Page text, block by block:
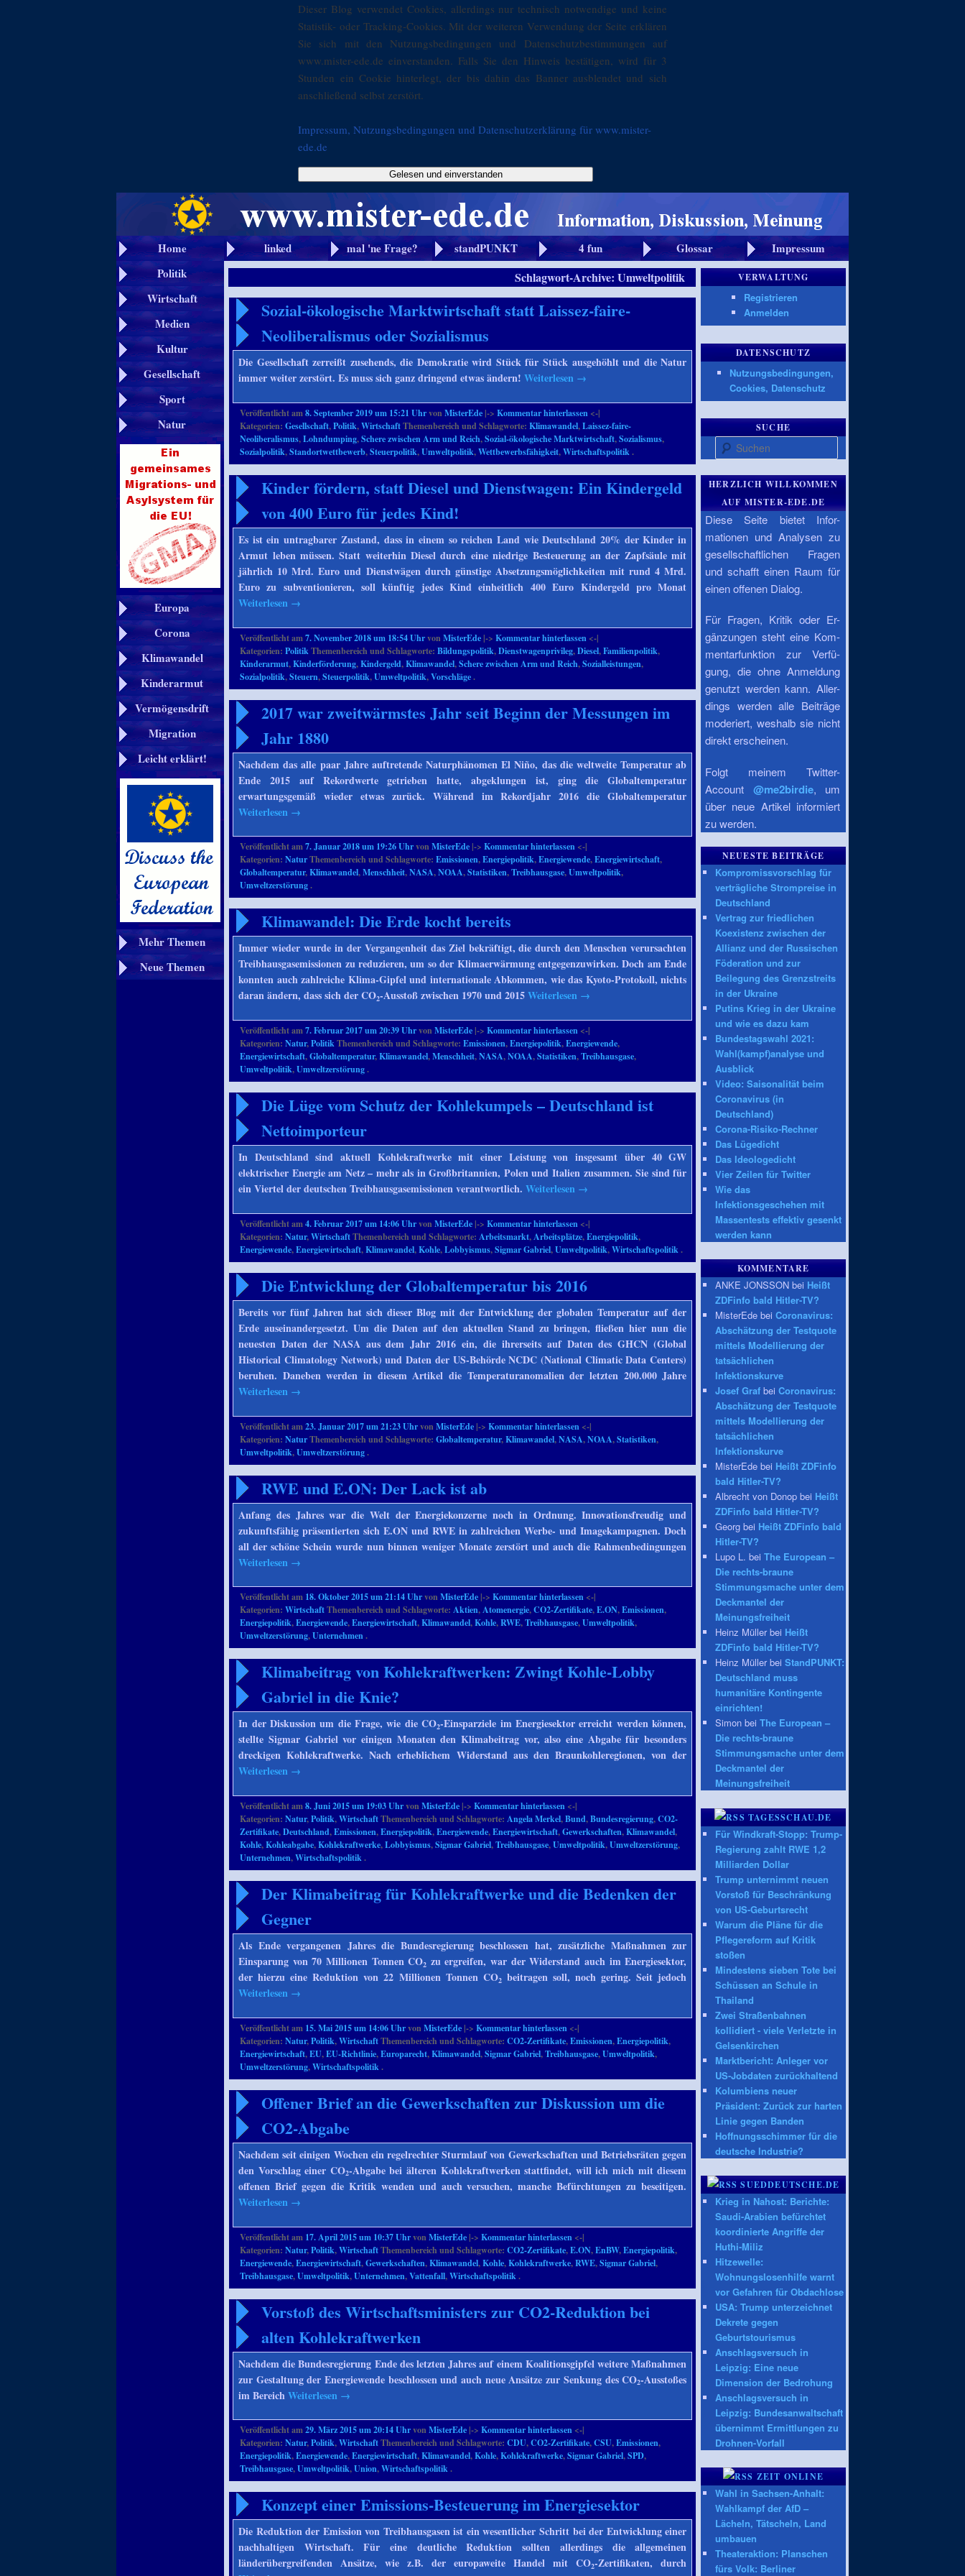
Dieser Blog verwendet Cookies, allerdings nur technisch notwendige und keine
Statistik- oder Tracking-Cookies. Mit der weiteren Verwendung der Seite erklären
Sie sich mit den Nutzungsbedingungen und Datenschutzbestimmungen auf
www.mister-ede.de einverstanden. Falls Sie den Hinweis bestätigen, wird für 3
Stunden ein Cookie hinterlegt, der bis dahin das Banner ausblendet und sich
anschließend selbst zerstört.
Impressum, Nutzungsbedingungen und Datenschutzerklärung für www.mister-
ede.de
Gelesen und einverstanden
Home linked mal 'ne Frage? standPUNKT 4 fun Glossar
Impressum
Politik
Wirtschaft
Medien
Kultur
Gesellschaft
Sport
Natur
Europa
Corona
Klimawandel
Kinderarmut
Vermögensdrift
Migration
Leicht erklärt!
Mehr Themen
Neue Themen
Schlagwort-Archive:Umweltpolitik
Sozial-ökologische Marktwirtschaft statt Laissez-faire-
Neoliberalismus oder Sozialismus
Die Gesellschaft zerreißt zusehends, die Demokratie wird Stück für Stück ausgehöhlt und die Natur
immer weiter zerstört. Es muss sich ganz dringend etwas ändern!Weiterlesen →
Veröffentlicht am8. September 2019 um 15:21 UhrvonMisterEde |->Kommentar hinterlassen <-|
Kategorien:Gesellschaft,Politik,WirtschaftThemenbereich und Schlagworte:Klimawandel,Laissez-faire-
Neoliberalismus,Lohndumping,Schere zwischen Arm und Reich,Sozial-ökologische Marktwirtschaft,Sozialismus,
Sozialpolitik,Standortwettbewerb,Steuerpolitik,Umweltpolitik,Wettbewerbsfähigkeit,Wirtschaftspolitik.
Kinder fördern, statt Diesel und Dienstwagen: Ein Kindergeld
von 400 Euro für jedes Kind!
Es ist ein untragbarer Zustand, dass in einem so reichen Land wie Deutschland 20% der Kinder in
Armut leben müssen. Statt weiterhin Diesel durch eine niedrige Besteuerung an der Zapfsäule mit
jährlich 10 Mrd. Euro und Dienstwägen durch günstige Absetzungsmöglichkeiten mit rund 4 Mrd.
Euro zu subventionieren, soll künftig jedes Kind einheitlich 400 Euro Kindergeld pro Monat
Weiterlesen →
Veröffentlicht am7. November 2018 um 18:54 UhrvonMisterEde |->Kommentar hinterlassen <-|
Kategorien:PolitikThemenbereich und Schlagworte:Bildungspolitik,Dienstwagenprivileg,Diesel,Familienpolitik,
Kinderarmut,Kinderförderung,Kindergeld,Klimawandel,Schere zwischen Arm und Reich,Sozialleistungen,
Sozialpolitik,Steuern,Steuerpolitik,Umweltpolitik,Vorschläge.
2017 war zweitwärmstes Jahr seit Beginn der Messungen im
Jahr 1880
Nachdem das alle paar Jahre auftretende Naturphänomen El Niño, das die weltweite Temperatur ab
Ende 2015 auf Rekordwerte getrieben hatte, abgeklungen ist, ging die Globaltemperatur
erwartungsgemäß wieder etwas zurück. Während im Rekordjahr 2016 die Globaltemperatur
Weiterlesen →
Veröffentlicht am7. Januar 2018 um 19:26 UhrvonMisterEde |->Kommentar hinterlassen <-|
Kategorien:NaturThemenbereich und Schlagworte:Emissionen,Energiepolitik,Energiewende,Energiewirtschaft,
Globaltemperatur,Klimawandel,Menschheit,NASA,NOAA,Statistiken,Treibhausgase,Umweltpolitik,
Umweltzerstörung.
Klimawandel: Die Erde kocht bereits
Immer wieder wurde in der Vergangenheit das Ziel bekräftigt, die durch den Menschen verursachten
Treibhausgasemissionen zu reduzieren, um so der Klimaerwärmung entgegenzuwirken. Doch am Ende
konnten auch zahlreiche Klima-Gipfel und internationale Abkommen, wie das Kyoto-Protokoll, nichts
daran ändern, dass sich der CO2-Ausstoß zwischen 1970 und 2015Weiterlesen →
Veröffentlicht am7. Februar 2017 um 20:39 UhrvonMisterEde |->Kommentar hinterlassen <-|
Kategorien:Natur,PolitikThemenbereich und Schlagworte:Emissionen,Energiepolitik,Energiewende,
Energiewirtschaft,Globaltemperatur,Klimawandel,Menschheit,NASA,NOAA,Statistiken,Treibhausgase,
Umweltpolitik,Umweltzerstörung.
Die Lüge vom Schutz der Kohlekumpels – Deutschland ist
Nettoimporteur
In Deutschland sind aktuell Kohlekraftwerke mit einer Leistung von insgesamt über 40 GW
elektrischer Energie am Netz – mehr als in Großbritannien, Polen und Italien zusammen. Sie sind für
ein Viertel der deutschen Treibhausgasemissionen verantwortlich.Weiterlesen →
Veröffentlicht am4. Februar 2017 um 14:06 UhrvonMisterEde |->Kommentar hinterlassen <-|
Kategorien:Natur,WirtschaftThemenbereich und Schlagworte:Arbeitsmarkt,Arbeitsplätze,Energiepolitik,
Energiewende,Energiewirtschaft,Klimawandel,Kohle,Lobbyismus,Sigmar Gabriel,Umweltpolitik,Wirtschaftspolitik.
Die Entwicklung der Globaltemperatur bis 2016
Bereits vor fünf Jahren hat sich dieser Blog mit der Entwicklung der globalen Temperatur auf der
Erde auseinandergesetzt. Um die Daten auf den aktuellen Stand zu bringen, fließen hier nun die
neuesten Daten der NASA aus dem Jahr 2016 ein, die ihrerseits auf Daten des GHCN (Global
Historical Climatology Network) und Daten der US-Behörde NCDC (National Climatic Data Centers)
beruhen. Daneben werden in diesem Artikel die Temperaturanomalien der letzten 200.000 Jahre
Weiterlesen →
Veröffentlicht am23. Januar 2017 um 21:23 UhrvonMisterEde |->Kommentar hinterlassen <-|
Kategorien:NaturThemenbereich und Schlagworte:Globaltemperatur,Klimawandel,NASA,NOAA,Statistiken,
Umweltpolitik,Umweltzerstörung.
RWE und E.ON: Der Lack ist ab
Anfang des Jahres war die Welt der Energiekonzerne noch in Ordnung. Innovationsfreudig und
zukunftsfähig präsentierten sich E.ON und RWE in zahlreichen Werbe- und Imagekampagnen. Doch
all der schöne Schein wurde nun binnen weniger Monate zerstört und auch die Rahmenbedingungen
Weiterlesen →
Veröffentlicht am 18. Oktober 2015 um 21:14 UhrvonMisterEde |->Kommentar hinterlassen <-|
Kategorien:WirtschaftThemenbereich und Schlagworte:Aktien,Atomenergie,CO2-Zertifikate,E.ON,Emissionen,
Energiepolitik,Energiewende,Energiewirtschaft,Klimawandel,Kohle,RWE,Treibhausgase,Umweltpolitik,
Umweltzerstörung,Unternehmen.
Klimabeitrag von Kohlekraftwerken: Zwingt Kohle-Lobby
Gabriel in die Knie?
In der Diskussion um die Frage, wie die CO2-Einsparziele im Energiesektor erreicht werden können,
stellte Sigmar Gabriel vor einigen Monaten den Klimabeitrag vor, also eine Abgabe für besonders
dreckigen Kohlekraftwerke. Nach erheblichem Widerstand aus den Braunkohleregionen, von der
Weiterlesen →
Veröffentlicht am8. Juni 2015 um 19:03 UhrvonMisterEde |->Kommentar hinterlassen <-|
Kategorien:Natur,Politik,WirtschaftThemenbereich und Schlagworte:Angela Merkel,Bund,Bundesregierung,CO2-
Zertifikate,Deutschland,Emissionen,Energiepolitik,Energiewende,Energiewirtschaft,Gewerkschaften,Klimawandel,
Kohle,Kohleabgabe,Kohlekraftwerke,Lobbyismus,Sigmar Gabriel,Treibhausgase,Umweltpolitik,Umweltzerstörung,
Unternehmen,Wirtschaftspolitik.
Der Klimabeitrag für Kohlekraftwerke und die Bedenken der
Gegner
Als Ende vergangenen Jahres die Bundesregierung beschlossen hat, zusätzliche Maßnahmen zur
Einsparung von 70 Millionen Tonnen CO2 zu ergreifen, war der Widerstand auch im Energiesektor,
der hierzu eine Reduktion von 22 Millionen Tonnen CO2beitragen soll, noch gering. Seit jedoch
Weiterlesen →
Veröffentlicht am 15. Mai 2015 um 14:06 UhrvonMisterEde |->Kommentar hinterlassen <-|
Kategorien:Natur,Politik,WirtschaftThemenbereich und Schlagworte:CO2-Zertifikate,Emissionen,Energiepolitik,
Energiewirtschaft,EU,EU-Richtlinie,Europarecht,Klimawandel,Sigmar Gabriel,Treibhausgase,Umweltpolitik,
Umweltzerstörung,Wirtschaftspolitik.
Offener Brief an die Gewerkschaften zur Diskussion um die
CO2-Abgabe
Nachdem seit einigen Wochen ein regelrechter Sturmlauf von Gewerkschaften und Betriebsräten gegen
den Vorschlag einer CO2-Abgabe bei älteren Kohlekraftwerken stattfindet, will ich mich mit diesem
offenen Brief gegen die Kritik wenden und auch versuchen, manche Befürchtungen zu beseitigen.
Weiterlesen →
Veröffentlicht am 17. April 2015 um 10:37 UhrvonMisterEde |->Kommentar hinterlassen <-|
Kategorien:Natur,Politik,WirtschaftThemenbereich und Schlagworte:CO2-Zertifikate,E.ON,EnBW,Energiepolitik,
Energiewende,Energiewirtschaft,Gewerkschaften,Klimawandel,Kohle,Kohlekraftwerke,RWE,Sigmar Gabriel,
Treibhausgase,Umweltpolitik,Unternehmen,Vattenfall,Wirtschaftspolitik.
Vorstoß des Wirtschaftsministers zur CO2-Reduktion bei
alten Kohlekraftwerken
Nachdem die Bundesregierung Ende des letzten Jahres auf einem Koalitionsgipfel weitere Maßnahmen
zur Gestaltung der Energiewende beschlossen und auch neue Ansätze zur Senkung des CO2-Ausstoßes
im BereichWeiterlesen →
Veröffentlicht am29. März 2015 um 20:14 UhrvonMisterEde |->Kommentar hinterlassen <-|
Kategorien:Natur,Politik,WirtschaftThemenbereich und Schlagworte:CDU,CO2-Zertifikate,CSU,Emissionen,
Energiepolitik,Energiewende,Energiewirtschaft,Klimawandel,Kohle,Kohlekraftwerke,Sigmar Gabriel,SPD,
Treibhausgase,Umweltpolitik,Union,Wirtschaftspolitik.
Konzept einer Emissions-Besteuerung im Energiesektor
Die Reduktion der Emission von Treibhausgasen ist ein wesentlicher Schritt bei der Entwicklung einer
nachhaltigen Wirtschaft. Für eine deutliche Reduktion sollten allerdings die allgemeinen
länderübergreifenden Ansätze, wie z.B. der europaweite Handel mit CO2-Zertifikaten, durch
VERWALTUNG
Registrieren
Anmelden
DATENSCHUTZ
Nutzungsbedingungen,
Cookies, Datenschutz
SUCHE
Suchen
HERZLICH WILLKOMMEN
AUF MISTER-EDE.DE
Diese Seite bietet Infor-
mationen und Analysen zu
gesellschaftlichen Fragen
und schafft einen Raum für
einen offenen Dialog.
Für Fragen, Kritik oder Er-
gänzungen steht eine Kom-
mentarfunktion zur Verfü-
gung, die ohne Anmeldung
genutzt werden kann. Aller-
dings werden alle Beiträge
moderiert, weshalb sie nicht
direkt erscheinen.
Folgt meinem Twitter-
Account @me2birdie, um
über neue Artikel informiert
zu werden.
NEUESTE BEITRÄGE
Kompromissvorschlag für
verträgliche Strompreise in
Deutschland
Vertrag zur friedlichen
Koexistenz zwischen der
Allianz und der Russischen
Föderation und zur
Beilegung des Grenzstreits
in der Ukraine
Putins Krieg in der Ukraine
und wie es dazu kam
Bundestagswahl 2021:
Wahl(kampf)analyse und
Ausblick
Video: Saisonalität beim
Coronavirus (in
Deutschland)
Corona-Risiko-Rechner
Das Lügedicht
Das Ideologedicht
Vier Zeilen für Twitter
Wie das
Infektionsgeschehen mit
Massentests effektiv gesenkt
werden kann
KOMMENTARE
ANKE JONSSON bei Heißt
ZDFinfo bald Hitler-TV?
MisterEde bei Coronavirus:
Abschätzung der Testquote
mittels Modellierung der
tatsächlichen
Infektionskurve
Josef Graf bei Coronavirus:
Abschätzung der Testquote
mittels Modellierung der
tatsächlichen
Infektionskurve
MisterEde bei Heißt ZDFinfo
bald Hitler-TV?
Albrecht von Donop bei Heißt
ZDFinfo bald Hitler-TV?
Georg bei Heißt ZDFinfo bald
Hitler-TV?
Lupo L. bei The European –
Die rechts-braune
Stimmungsmache unter dem
Deckmantel der
Meinungsfreiheit
Heinz Müller bei Heißt
ZDFinfo bald Hitler-TV?
Heinz Müller bei StandPUNKT:
Deutschland muss
humanitäre Kontingente
einrichten!
Simon bei The European –
Die rechts-braune
Stimmungsmache unter dem
Deckmantel der
Meinungsfreiheit
TAGESSCHAU.DE
Für Windkraft-Stopp: Trump-
Regierung zahlt RWE 1,2
Milliarden Dollar
Trump unternimmt neuen
Vorstoß für Beschränkung
von US-Geburtsrecht
Warum die Pläne für die
Pflegereform auf Kritik
stoßen
Mindestens sieben Tote bei
Schüssen an Schule in
Thailand
Zwei Straßenbahnen
kollidiert - viele Verletzte in
Gelsenkirchen
Marktbericht: Anleger vor
US-Jobdaten zurückhaltend
Kolumbiens neuer
Präsident: Zurück zur harten
Linie gegen Banden
Hoffnungsschimmer für die
deutsche Industrie?
SUEDDEUTSCHE.DE
Krieg in Nahost: Berichte:
Saudi-Arabien befürchtet
koordinierte Angriffe der
Huthi-Miliz
Hitzewelle:
Wohnungslosenhilfe warnt
vor Gefahren für Obdachlose
USA: Trump unterzeichnet
Dekrete gegen
Geburtstourismus
Anschlagsversuch in
Leipzig: Eine neue
Dimension der Bedrohung
Anschlagsversuch in
Leipzig: Bundesanwaltschaft
übernimmt Ermittlungen zu
Drohnen-Vorfall
ZEIT ONLINE
Wahl in Sachsen-Anhalt:
Wahlkampf der AfD –
Lächeln, Tätscheln, Land
umbauen
Theateraktion: Planschen
fürs Volk: Berliner